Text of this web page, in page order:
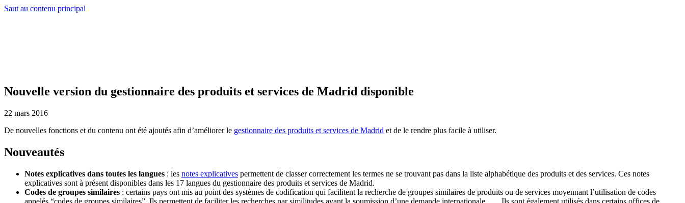
Saut au contenu principal
Nouvelle version du gestionnaire des produits et services de Madrid disponible
22 mars 2016
De nouvelles fonctions et du contenu ont été ajoutés afin d’améliorer le gestionnaire des produits et services de Madrid et de le rendre plus facile à utiliser.
Nouveautés
Notes explicatives dans toutes les langues : les notes explicatives permettent de classer correctement les termes ne se trouvant pas dans la liste alphabétique des produits et des services. Ces notes
explicatives sont à présent disponibles dans les 17 langues du gestionnaire des produits et services de Madrid.
Codes de groupes similaires : certains pays ont mis au point des systèmes de codification qui facilitent la recherche de groupes similaires de produits ou de services moyennant l’utilisation de codes
appelés “codes de groupes similaires”. Ils permettent de faciliter les recherches par similitudes avant la soumission d’une demande internationale. Ils sont également utilisés dans certains offices de